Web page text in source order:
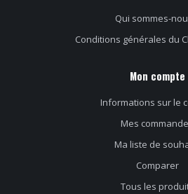
Qui sommes-
Conditions générales du
Mon compte
Informations sur le
Mes
Ma liste de
Comparer
Tous les